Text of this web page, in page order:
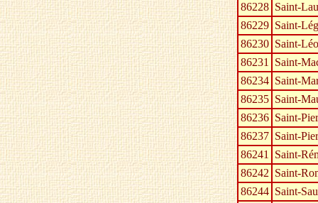
86228 Saint-
86229 Saint-
86230 Saint-
86231 Saint-
86234 Saint-
86235 Saint-
86236 Saint-
86237 Saint-
86241 Saint-
86242 Saint-
86244 Saint-